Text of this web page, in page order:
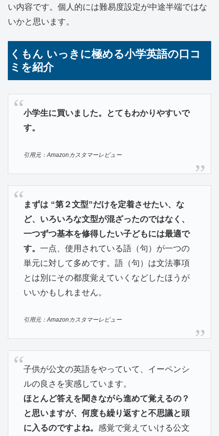
い内容です。個人的には難易度設定が中途半端ではな
いかと思います。
くもん いっきに極める小学英語の口コ
ミを紹介
小学生に買いました。とてもわかりやすいで
す。
引用元：Amazonカスタマーレビュー
まずは “第２文型”だけを定着させたい、な
ど、いろいろな文型が混ざったのではなく、
一つずつ基本を修得したい子どもには最適で
す。 一点、使用されている語（句）が一つの
単元に対して多めです。語（句）は文法事項
とは別にその都度覚えていくなどしたほうが
いいかもしれません。
引用元：Amazonカスタマーレビュー
子供が公文の英語をやっていて、イーペンシ
ルの良さを実感しています。
ほとんど答えを聞きながら進めて覚えるの？
と思いますが、何度も繰り返すと不思議と頭
に入るのですよね。 感覚で覚えていける公文